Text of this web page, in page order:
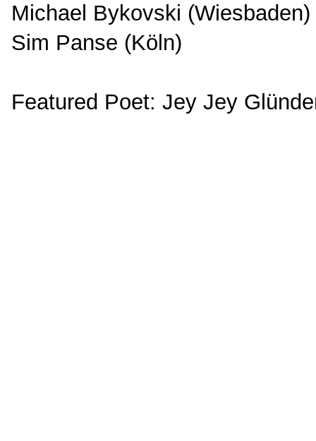
Michael Bykovski (Wiesbaden)
Sim Panse (Köln)
Featured Poet: Jey Jey